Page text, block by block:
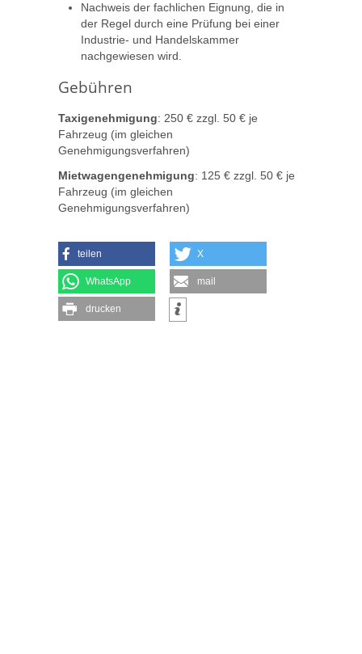
Nachweis der fachlichen Eignung, die in
der Regel durch eine Prüfung bei einer
Industrie- und Handelskammer
nachgewiesen wird.
Gebühren
Taxigenehmigung: 250 € zzgl. 50 € je
Fahrzeug (im gleichen
Genehmigungsverfahren)
Mietwagengenehmigung: 125 € zzgl. 50 € je
Fahrzeug (im gleichen
Genehmigungsverfahren)
teilen X
WhatsApp mail
drucken